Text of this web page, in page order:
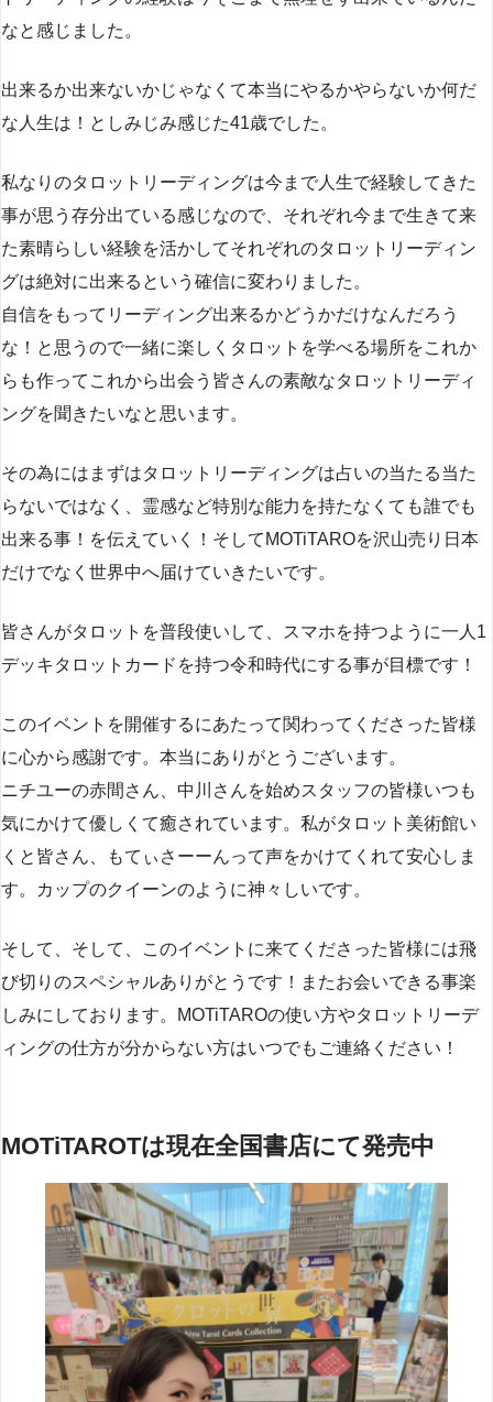
なと感じました。
出来るか出来ないかじゃなくて本当にやるかやらないか何だ
な人生は！としみじみ感じた41歳でした。
私なりのタロットリーディングは今まで人生で経験してきた
事が思う存分出ている感じなので、それぞれ今まで生きて来
た素晴らしい経験を活かしてそれぞれのタロットリーディン
グは絶対に出来るという確信に変わりました。
自信をもってリーディング出来るかどうかだけなんだろう
な！と思うので一緒に楽しくタロットを学べる場所をこれか
らも作ってこれから出会う皆さんの素敵なタロットリーディ
ングを聞きたいなと思います。
その為にはまずはタロットリーディングは占いの当たる当た
らないではなく、霊感など特別な能力を持たなくても誰でも
出来る事！を伝えていく！そしてMOTiTAROを沢山売り日本
だけでなく世界中へ届けていきたいです。
皆さんがタロットを普段使いして、スマホを持つように一人1
デッキタロットカードを持つ令和時代にする事が目標です！
このイベントを開催するにあたって関わってくださった皆様
に心から感謝です。本当にありがとうございます。
ニチユーの赤間さん、中川さんを始めスタッフの皆様いつも
気にかけて優しくて癒されています。私がタロット美術館い
くと皆さん、もてぃさーーんって声をかけてくれて安心しま
す。カップのクイーンのように神々しいです。
そして、そして、このイベントに来てくださった皆様には飛
び切りのスペシャルありがとうです！またお会いできる事楽
しみにしております。MOTiTAROの使い方やタロットリーデ
ィングの仕方が分からない方はいつでもご連絡ください！
MOTiTAROTは現在全国書店にて発売中